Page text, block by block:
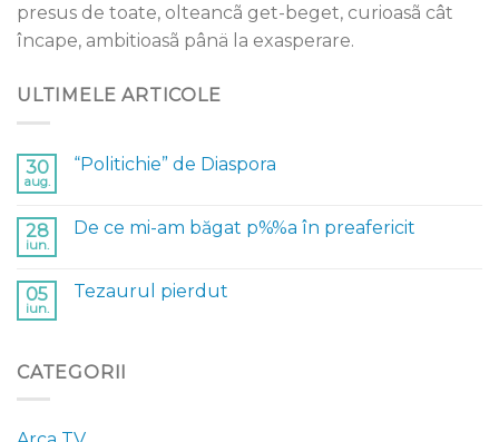
presus de toate, olteancã get-beget, curioasã cât
încape, ambitioasã pânä la exasperare.
ULTIMELE ARTICOLE
30
aug.
“Politichie” de Diaspora
28
iun.
De ce mi-am băgat p%%a în preafericit
05
iun.
Tezaurul pierdut
CATEGORII